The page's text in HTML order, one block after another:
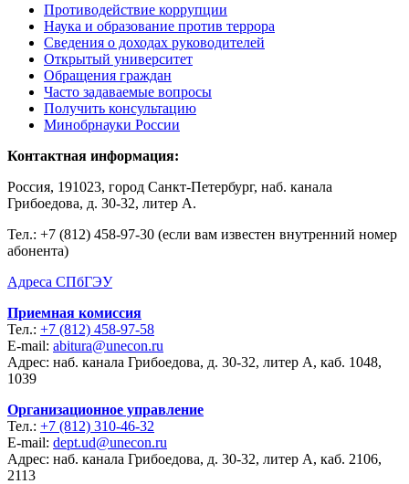
Противодействие коррупции
Наука и образование против террора
Сведения о доходах руководителей
Открытый университет
Обращения граждан
Часто задаваемые вопросы
Получить консультацию
Минобрнауки России
Контактная информация:
Россия, 191023, город Санкт-Петербург, наб. канала
Грибоедова, д. 30-32, литер А.
Тел.: +7 (812) 458-97-30 (если вам известен внутренний номер
абонента)
Адреса СПбГЭУ
Приемная комиссия
Тел.: +7 (812) 458-97-58
E-mail: abitura@unecon.ru
Адрес: наб. канала Грибоедова, д. 30-32, литер А, каб. 1048,
1039
Организационное управление
Тел.: +7 (812) 310-46-32
E-mail: dept.ud@unecon.ru
Адрес: наб. канала Грибоедова, д. 30-32, литер А, каб. 2106,
2113